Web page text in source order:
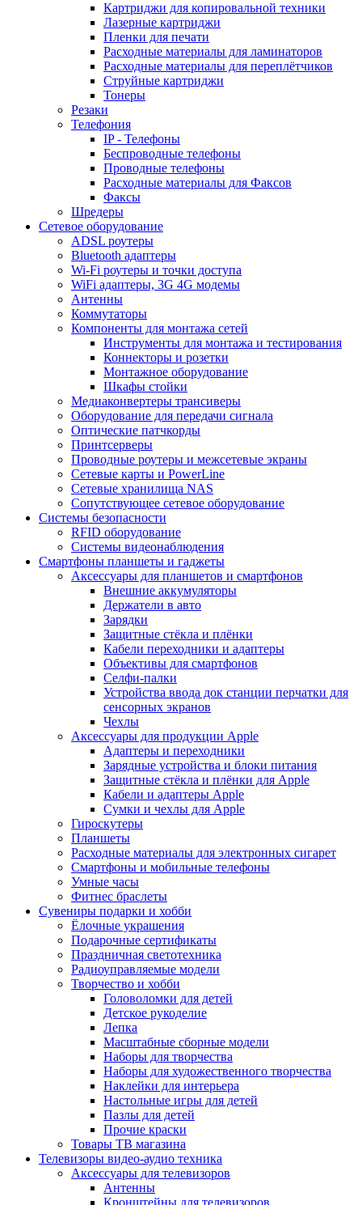
Картриджи для копировальной техники
Лазерные картриджи
Пленки для печати
Расходные материалы для ламинаторов
Расходные материалы для переплётчиков
Струйные картриджи
Тонеры
Резаки
Телефония
IP - Телефоны
Беспроводные телефоны
Проводные телефоны
Расходные материалы для Факсов
Факсы
Шредеры
Сетевое оборудование
ADSL роутеры
Bluetooth адаптеры
Wi-Fi роутеры и точки доступа
WiFi адаптеры, 3G 4G модемы
Антенны
Коммутаторы
Компоненты для монтажа сетей
Инструменты для монтажа и тестирования
Коннекторы и розетки
Монтажное оборудование
Шкафы стойки
Медиаконвертеры трансиверы
Оборудование для передачи сигнала
Оптические патчкорды
Принтсерверы
Проводные роутеры и межсетевые экраны
Сетевые карты и PowerLine
Сетевые хранилища NAS
Сопутствующее сетевое оборудование
Системы безопасности
RFID оборудование
Системы видеонаблюдения
Смартфоны планшеты и гаджеты
Аксессуары для планшетов и смартфонов
Внешние аккумуляторы
Держатели в авто
Зарядки
Защитные стёкла и плёнки
Кабели переходники и адаптеры
Объективы для смартфонов
Селфи-палки
Устройства ввода док станции перчатки для
сенсорных экранов
Чехлы
Аксессуары для продукции Apple
Адаптеры и переходники
Зарядные устройства и блоки питания
Защитные стёкла и плёнки для Apple
Кабели и адаптеры Apple
Сумки и чехлы для Apple
Гироскутеры
Планшеты
Расходные материалы для электронных сигарет
Смартфоны и мобильные телефоны
Умные часы
Фитнес браслеты
Сувениры подарки и хобби
Ёлочные украшения
Подарочные сертификаты
Праздничная светотехника
Радиоуправляемые модели
Творчество и хобби
Головоломки для детей
Детское рукоделие
Лепка
Масштабные сборные модели
Наборы для творчества
Наборы для художественного творчества
Наклейки для интерьера
Настольные игры для детей
Пазлы для детей
Прочие краски
Товары ТВ магазина
Телевизоры видео-аудио техника
Аксессуары для телевизоров
Антенны
Кронштейны для телевизоров